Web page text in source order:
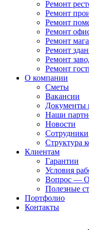
Ремонт
Ремонт
Ремонт
Ремонт
Ремонт
Ремонт
Ремонт
Ремонт
О компании
Сметы
Вакансии
Документы
Наши
Новости
Сотрудники
Структура
Клиентам
Гарантии
Условия
Вопрос —
Полезные
Портфолио
Контакты